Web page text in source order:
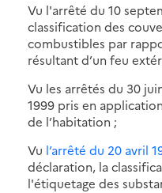
Vu l'arrêté du 10
classification des
combustibles par
résultant d’un feu
Vu les arrêtés du 30
1999 pris en
de l’habitation ;
Vu l’arrêté du 20 avril
déclaration, la
l'étiquetage des